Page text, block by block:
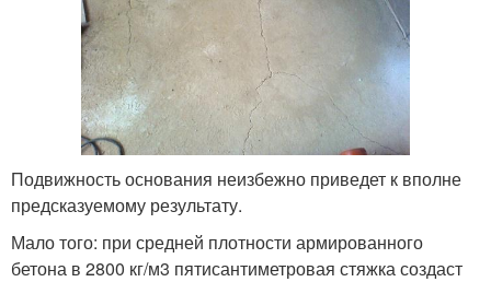
Подвижность основания неизбежно приведет к вполне
предсказуемому результату.
Мало того: при средней плотности армированного
бетона в 2800 кг/м3 пятисантиметровая стяжка создаст